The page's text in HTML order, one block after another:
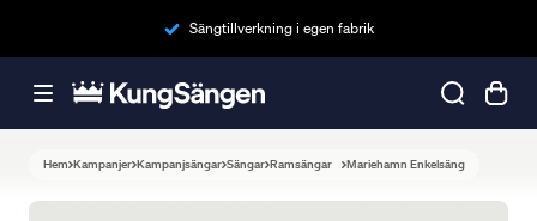
Sängtillverkning i egen fabrik
Hem Kampanjer Kampanjsängar Sängar Ramsängar Mariehamn Enkelsäng